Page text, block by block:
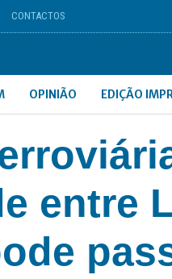
CONTACTOS
OPINIÃO EDIÇÃO
entre